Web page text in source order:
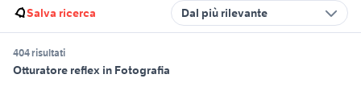
Salva ricerca Dal più rilevante
404 risultati
Otturatore reflex in Fotografia